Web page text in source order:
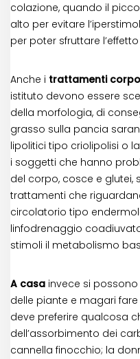
colazione, quando il
alto per evitare
per poter sfruttare
Anche i trattamenti corpo
istituto devono essere
della morfologia, di
grasso sulla pancia
lipolitici tipo criolipolisi o
i soggetti che hanno
del corpo, cosce e glutei,
trattamenti che
circolatorio tipo
linfodrenaggio
stimoli il metabolismo
A casa invece si
delle piante e magari
deve preferire qualcosa
dell’assorbimento dei
cannella finocchio; la